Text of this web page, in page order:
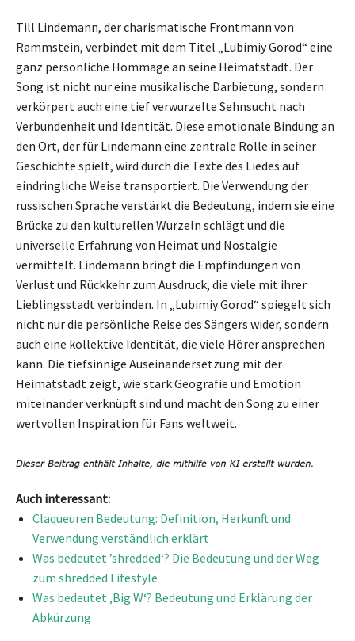
Till Lindemann, der charismatische Frontmann von
Rammstein, verbindet mit dem Titel „Lubimiy Gorod“ eine
ganz persönliche Hommage an seine Heimatstadt. Der
Song ist nicht nur eine musikalische Darbietung, sondern
verkörpert auch eine tief verwurzelte Sehnsucht nach
Verbundenheit und Identität. Diese emotionale Bindung an
den Ort, der für Lindemann eine zentrale Rolle in seiner
Geschichte spielt, wird durch die Texte des Liedes auf
eindringliche Weise transportiert. Die Verwendung der
russischen Sprache verstärkt die Bedeutung, indem sie eine
Brücke zu den kulturellen Wurzeln schlägt und die
universelle Erfahrung von Heimat und Nostalgie
vermittelt. Lindemann bringt die Empfindungen von
Verlust und Rückkehr zum Ausdruck, die viele mit ihrer
Lieblingsstadt verbinden. In „Lubimiy Gorod“ spiegelt sich
nicht nur die persönliche Reise des Sängers wider, sondern
auch eine kollektive Identität, die viele Hörer ansprechen
kann. Die tiefsinnige Auseinandersetzung mit der
Heimatstadt zeigt, wie stark Geografie und Emotion
miteinander verknüpft sind und macht den Song zu einer
wertvollen Inspiration für Fans weltweit.
Auch interessant:
Claqueuren Bedeutung: Definition, Herkunft und
Verwendung verständlich erklärt
Was bedeutet ’shredded‘? Die Bedeutung und der Weg
zum shredded Lifestyle
Was bedeutet ‚Big W‘? Bedeutung und Erklärung der
Abkürzung